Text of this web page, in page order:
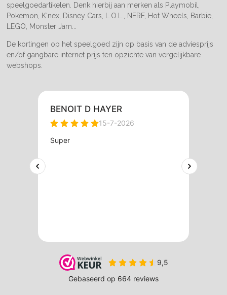
speelgoedartikelen. Denk hierbij aan merken als Playmobil,
Pokemon, K'nex, Disney Cars, L.O.L., NERF, Hot Wheels, Barbie,
LEGO, Monster Jam...
De kortingen op het speelgoed zijn op basis van de adviesprijs
en/of gangbare internet prijs ten opzichte van vergelijkbare
webshops.